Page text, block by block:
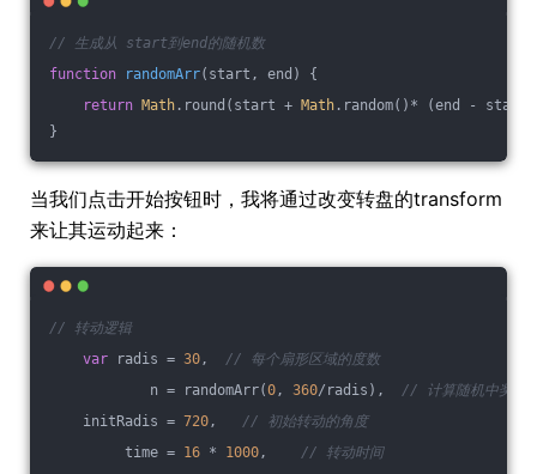
// 生成从 start到end的随机数
function
randomArr( start, end ) {
return Math .round(start + Math .random()* (end -
}
当我们点击开始按钮时，我将通过改变转盘的transform
来让其运动起来：
// 转动逻辑
var radis = 30, // 每个扇形区域的度数
n = randomArr(0, 360/radis), // 计算随机中奖的
initRadis = 720, // 初始转动的角度
time = 16 * 1000, // 转动时间